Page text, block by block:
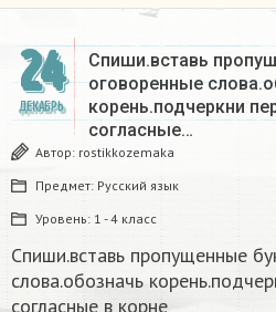
24
ДЕКАБРЬ
Спиши.вставь
оговоренные
корень.подчеркни
согласные…
Автор: rostikkozemaka
Предмет: Русский язык
Уровень: 1 - 4 класс
Спиши.вставь пропущенные
слова.обозначь
согласные в корне